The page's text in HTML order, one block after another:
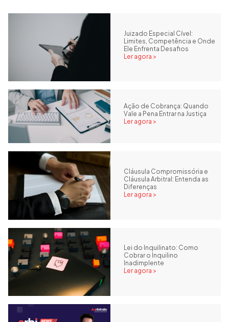
Juizado Especial Cível:
Limites, Competência e Onde
Ele Enfrenta Desafios
Ler agora >
Ação de Cobrança: Quando
Vale a Pena Entrar na Justiça
Ler agora >
Cláusula Compromissória e
Cláusula Arbitral: Entenda as
Diferenças
Ler agora >
Lei do Inquilinato: Como
Cobrar o Inquilino
Inadimplente
Ler agora >